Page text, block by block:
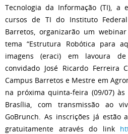
Tecnologia da Informação (TI), a
cursos de TI do Instituto
Barretos, organizarão um
tema “Estrutura Robótica para
imagens (eraci) em lavoura de
convidado José Ricardo Ferreira
Campus Barretos e Mestre em
na próxima quinta-feira (09/07)
Brasília, com transmissão ao
GoBrunch. As inscrições já estão
gratuitamente através do link